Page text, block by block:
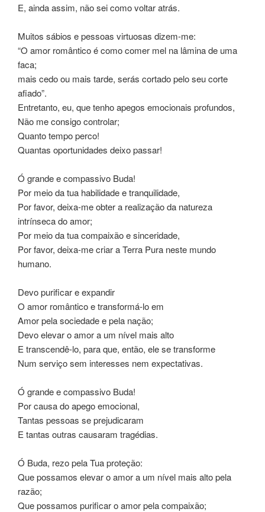
E, ainda assim, não sei como voltar atrás.
Muitos sábios e pessoas virtuosas dizem-me:
“O amor romântico é como comer mel na lâmina de uma
faca;
mais cedo ou mais tarde, serás cortado pelo seu corte
afiado”.
Entretanto, eu, que tenho apegos emocionais profundos,
Não me consigo controlar;
Quanto tempo perco!
Quantas oportunidades deixo passar!
Ó grande e compassivo Buda!
Por meio da tua habilidade e tranquilidade,
Por favor, deixa-me obter a realização da natureza
intrínseca do amor;
Por meio da tua compaixão e sinceridade,
Por favor, deixa-me criar a Terra Pura neste mundo
humano.
Devo purificar e expandir
O amor romântico e transformá-lo em
Amor pela sociedade e pela nação;
Devo elevar o amor a um nível mais alto
E transcendê-lo, para que, então, ele se transforme
Num serviço sem interesses nem expectativas.
Ó grande e compassivo Buda!
Por causa do apego emocional,
Tantas pessoas se prejudicaram
E tantas outras causaram tragédias.
Ó Buda, rezo pela Tua proteção:
Que possamos elevar o amor a um nível mais alto pela
razão;
Que possamos purificar o amor pela compaixão;